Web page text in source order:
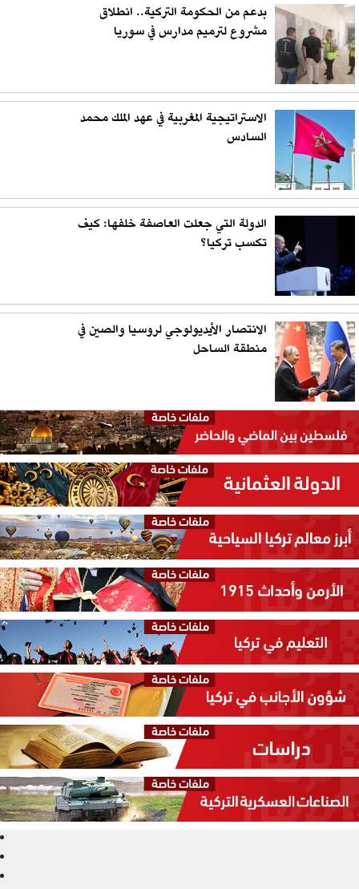
بدعم من الحكومة التركية.. انطلاق
مشروع لترميم مدارس في سوريا
الاستراتيجية المغربية في عهد الملك محمد
السادس
الدولة التي جعلت العاصفة خلفها: كيف
تكسب تركيا؟
الانتصار الأيديولوجي لروسيا والصين في
منطقة الساحل